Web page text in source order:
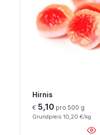
Hirnis
€ 5,10 pro 500 g
Grundpreis 10,20 €/kg